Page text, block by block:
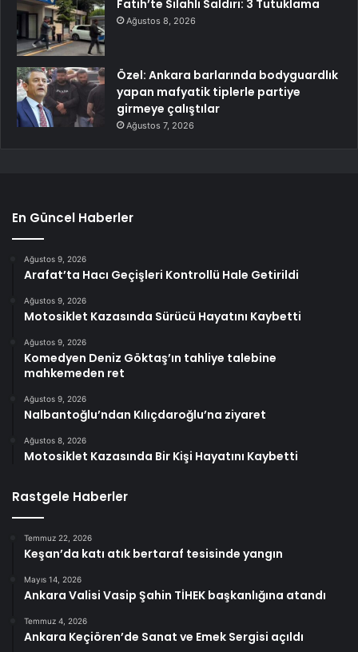
Fatih’te Silahlı Saldırı: 3 Tutuklama
Ağustos 8, 2026
Özel: Ankara barlarında bodyguardlık
yapan mafyatik tiplerle partiye
girmeye çalıştılar
Ağustos 7, 2026
En Güncel Haberler
Ağustos 9, 2026
Arafat’ta Hacı Geçişleri Kontrollü Hale Getirildi
Ağustos 9, 2026
Motosiklet Kazasında Sürücü Hayatını Kaybetti
Ağustos 9, 2026
Komedyen Deniz Göktaş’ın tahliye talebine
mahkemeden ret
Ağustos 9, 2026
Nalbantoğlu’ndan Kılıçdaroğlu’na ziyaret
Ağustos 8, 2026
Motosiklet Kazasında Bir Kişi Hayatını Kaybetti
Rastgele Haberler
Temmuz 22, 2026
Keşan’da katı atık bertaraf tesisinde yangın
Mayıs 14, 2026
Ankara Valisi Vasip Şahin TİHEK başkanlığına atandı
Temmuz 4, 2026
Ankara Keçiören’de Sanat ve Emek Sergisi açıldı